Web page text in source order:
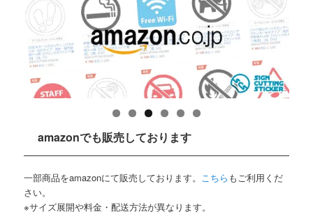
amazonでも販売しております
一部商品をamazonにて販売しております。 こちら もご利用くだ
さい。
※サイズ展開や料金・配送方法が異なります。